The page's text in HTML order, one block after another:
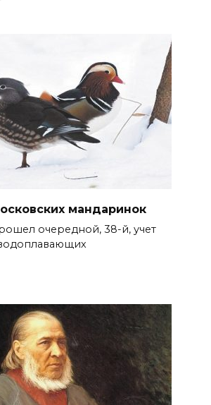
мандаринок
очередной, 38-й, учет